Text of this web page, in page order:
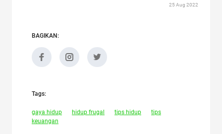
25 Aug 2022
BAGIKAN:
Tags:
gaya hidup hidup frugal tips hidup
tips
keuangan